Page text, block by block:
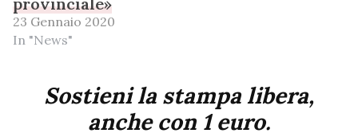
23 Gennaio 2020
In "News"
Sostieni la stampa libera,
anche con 1 euro.